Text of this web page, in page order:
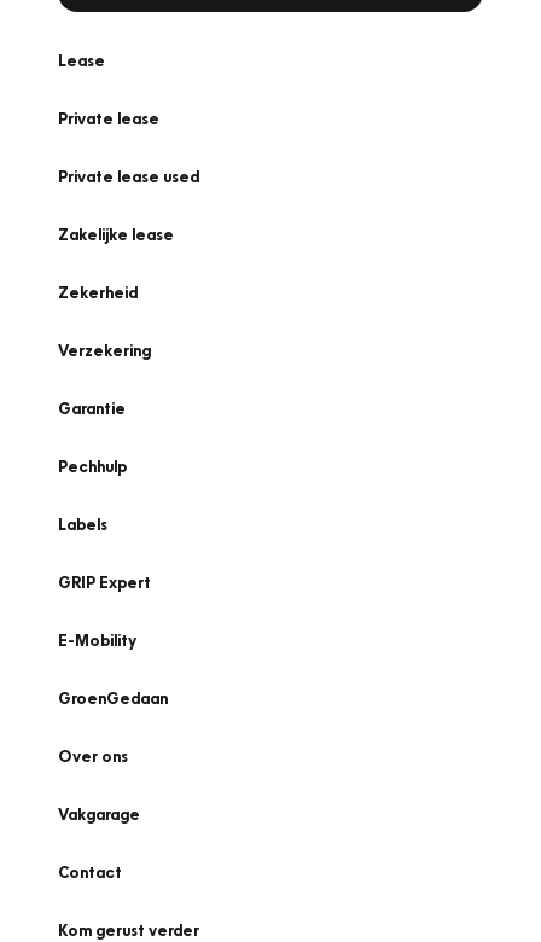
Lease
Private lease
Private lease used
Zakelijke lease
Zekerheid
Verzekering
Garantie
Pechhulp
Labels
GRIP Expert
E-Mobility
GroenGedaan
Over ons
Vakgarage
Contact
Kom gerust verder